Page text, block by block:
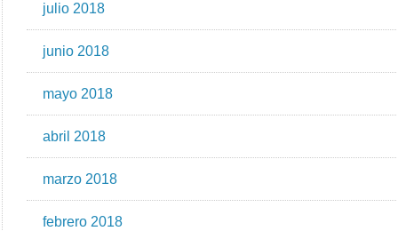
julio 2018
junio 2018
mayo 2018
abril 2018
marzo 2018
febrero 2018